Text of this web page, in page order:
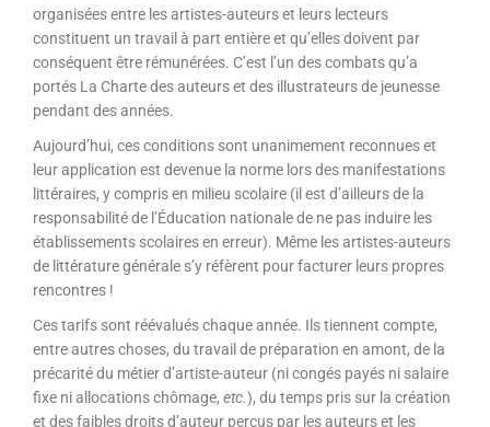
organisées entre les artistes-auteurs et leurs lecteurs
constituent un travail à part entière et qu’elles doivent par
conséquent être rémunérées. C’est l’un des combats qu’a
portés La Charte des auteurs et des illustrateurs de jeunesse
pendant des années.
Aujourd’hui, ces conditions sont unanimement reconnues et
leur application est devenue la norme lors des manifestations
littéraires, y compris en milieu scolaire (il est d’ailleurs de la
responsabilité de l’Éducation nationale de ne pas induire les
établissements scolaires en erreur). Même les artistes-auteurs
de littérature générale s’y réfèrent pour facturer leurs propres
rencontres !
Ces tarifs sont réévalués chaque année. Ils tiennent compte,
entre autres choses, du travail de préparation en amont, de la
précarité du métier d’artiste-auteur (ni congés payés ni salaire
fixe ni allocations chômage, etc.), du temps pris sur la création
et des faibles droits d’auteur perçus par les auteurs et les